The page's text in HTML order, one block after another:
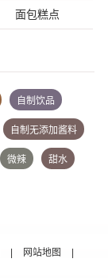
面包糕点
自制饮品
自制无添加酱料
微辣 甜水
| 网站地图
|